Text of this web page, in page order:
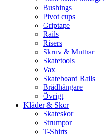
Bushings
Pivot cups
Griptape
Rails
Risers
Skruv & Muttrar
Skatetools
Vax
Skateboard Rails
Brädhängare
Övrigt
Kläder & Skor
Skateskor
Strumpor
T-Shirts